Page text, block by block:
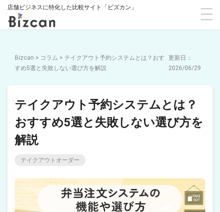
店舗ビジネスに特化した比較サイト「ビズカン」
Bizcan > コラム > テイクアウト予約システムとは？おす
すめ5選と失敗しない選び方を解説
2026/06/29
テイクアウト予約システムとは？
おすすめ5選と失敗しない選び方を
解説
テイクアウトオーダー